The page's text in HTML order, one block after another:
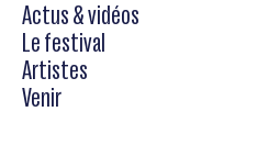
Actus & vidéos
Le festival
Artistes
Venir